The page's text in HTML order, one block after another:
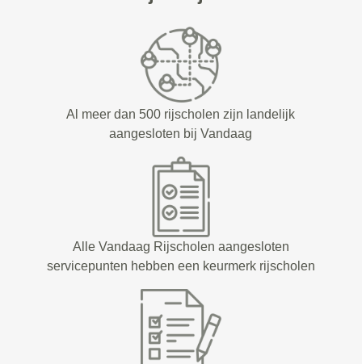
Al meer dan 500 rijscholen zijn landelijk
aangesloten bij Vandaag
Alle Vandaag Rijscholen aangesloten
servicepunten hebben een keurmerk rijscholen